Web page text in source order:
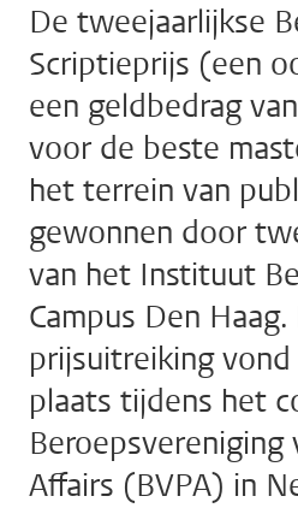
De tweejaarlijkse
Scriptieprijs (een
een geldbedrag
voor de beste
het terrein van
gewonnen door
van het Instituut
Campus Den Haag.
prijsuitreiking
plaats tijdens het
Beroepsvereniging
Affairs (BVPA) in